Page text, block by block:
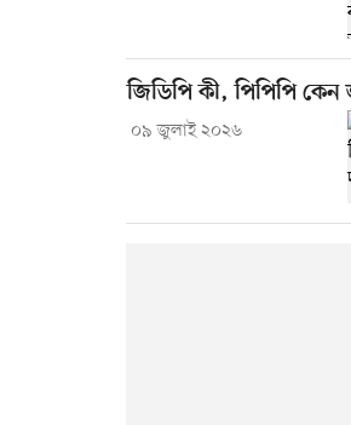
জিডিপি কী, পিপিপি কেন
০৯ জুলাই ২০২৬